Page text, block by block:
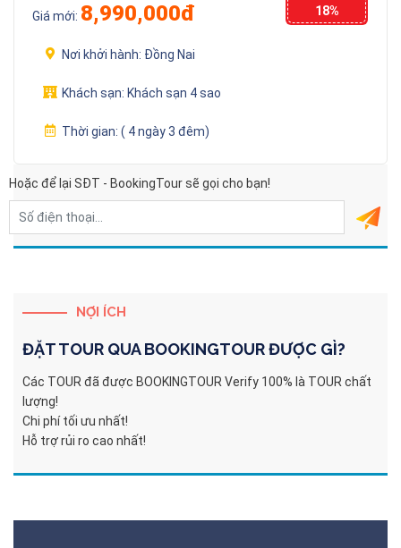
Giá mới: 8,990,000đ
18%
Nơi khởi hành: Đồng Nai
Khách sạn: Khách sạn 4 sao
Thời gian:( 4 ngày 3 đêm)
Hoặc để lại SĐT - BookingTour sẽ gọi cho bạn!
NỢI ÍCH
ĐẶT TOUR QUABOOKINGTOURĐƯỢC GÌ?
Các TOUR đã được BOOKINGTOUR Verify 100% là TOUR chất
lượng!
Chi phí tối ưu nhất!
Hỗ trợ rủi ro cao nhất!